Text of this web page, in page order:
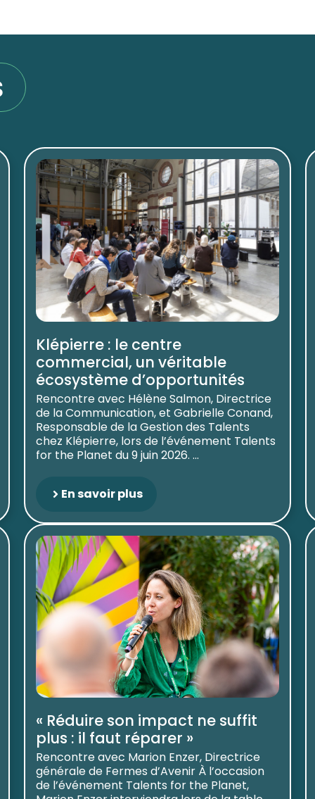
Klépierre : le centre
commercial, un véritable
écosystème d’opportunités
Rencontre avec Hélène Salmon, Directrice
de la Communication, et Gabrielle Conand,
Responsable de la Gestion des Talents
chez Klépierre, lors de l’événement Talents
for the Planet du 9 juin 2026. ...
En savoir plus
« Réduire son impact ne suffit
plus : il faut réparer »
Rencontre avec Marion Enzer, Directrice
générale de Fermes d’Avenir À l’occasion
de l’événement Talents for the Planet,